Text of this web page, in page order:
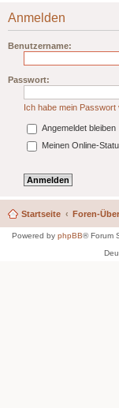
Anmelden
Benutzername:
Passwort:
Ich habe mein Passwort
Angemeldet bleiben
Meinen Online-
Startseite Foren-
Powered by phpBB® Forum